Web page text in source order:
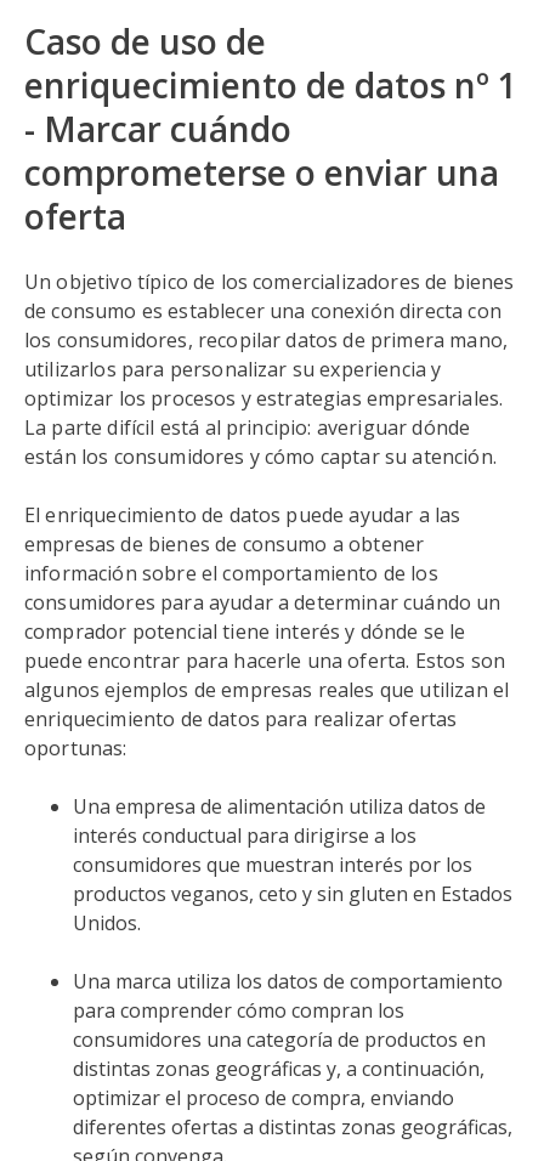
Caso de uso de
enriquecimiento de datos nº 1
- Marcar cuándo
comprometerse o enviar una
oferta
Un objetivo típico de los comercializadores de bienes
de consumo es establecer una conexión directa con
los consumidores, recopilar datos de primera mano,
utilizarlos para personalizar su experiencia y
optimizar los procesos y estrategias empresariales.
La parte difícil está al principio: averiguar dónde
están los consumidores y cómo captar su atención.
El enriquecimiento de datos puede ayudar a las
empresas de bienes de consumo a obtener
información sobre el comportamiento de los
consumidores para ayudar a determinar cuándo un
comprador potencial tiene interés y dónde se le
puede encontrar para hacerle una oferta. Estos son
algunos ejemplos de empresas reales que utilizan el
enriquecimiento de datos para realizar ofertas
oportunas:
Una empresa de alimentación utiliza datos de
interés conductual para dirigirse a los
consumidores que muestran interés por los
productos veganos, ceto y sin gluten en Estados
Unidos.
Una marca utiliza los datos de comportamiento
para comprender cómo compran los
consumidores una categoría de productos en
distintas zonas geográficas y, a continuación,
optimizar el proceso de compra, enviando
diferentes ofertas a distintas zonas geográficas,